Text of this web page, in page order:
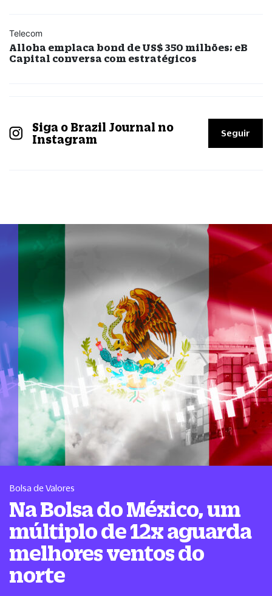
Telecom
Alloha emplaca bond de US$ 350 milhões; eB
Capital conversa com estratégicos
Siga o Brazil Journal no
Instagram
Seguir
Bolsa de Valores
Na Bolsa do México, um
múltiplo de 12x aguarda
melhores ventos do
norte